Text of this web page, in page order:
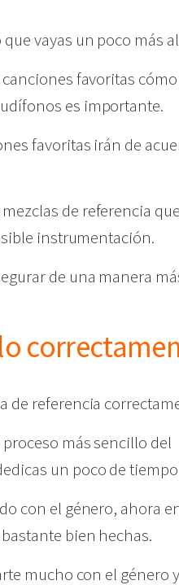
vayas un poco más
favoritas
es importante.
favoritas irán de
de referencia
instrumentación.
de una manera
de referencia
más sencillo del
un poco de
con el género, ahora
bien hechas.
mucho con el género